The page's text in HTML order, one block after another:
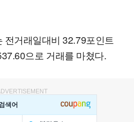
전거래일대비 32.79포인트
으로 거래를 마쳤다.